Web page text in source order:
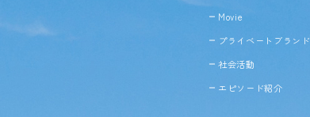
Movie
プライベートブランド
社会活動
エピソード紹介